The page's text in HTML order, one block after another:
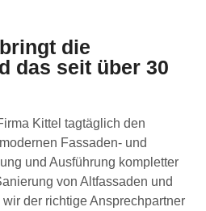
die
das seit über 30
Kittel tagtäglich den
Fassaden- und
und Ausführung kompletter
von Altfassaden und
der richtige Ansprechpartner